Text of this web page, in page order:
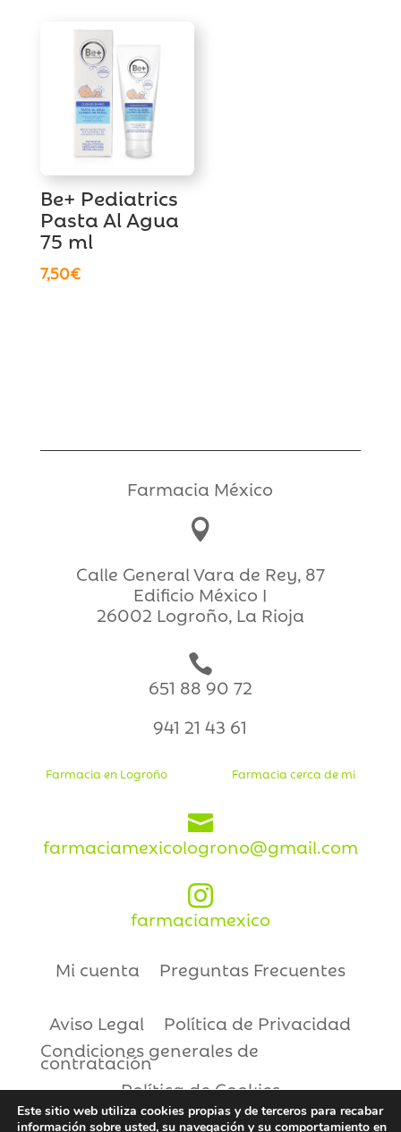
Be+ Pediatrics
Pasta Al Agua
75 ml
7,50€
Farmacia México

Calle General Vara de Rey, 87
Edificio México I
26002 Logroño, La Rioja

651 88 90 72
941 21 43 61
Farmacia en Logroño Farmacia cerca de mi

farmaciamexicologrono@gmail.com

farmaciamexico
Mi cuenta Preguntas Frecuentes
Aviso Legal
Política de Privacidad
Condiciones generales de
contratación
Política de Cookies
Este sitio web utiliza cookies propias y de terceros para recabar
información sobre usted, su navegación y su comportamiento en